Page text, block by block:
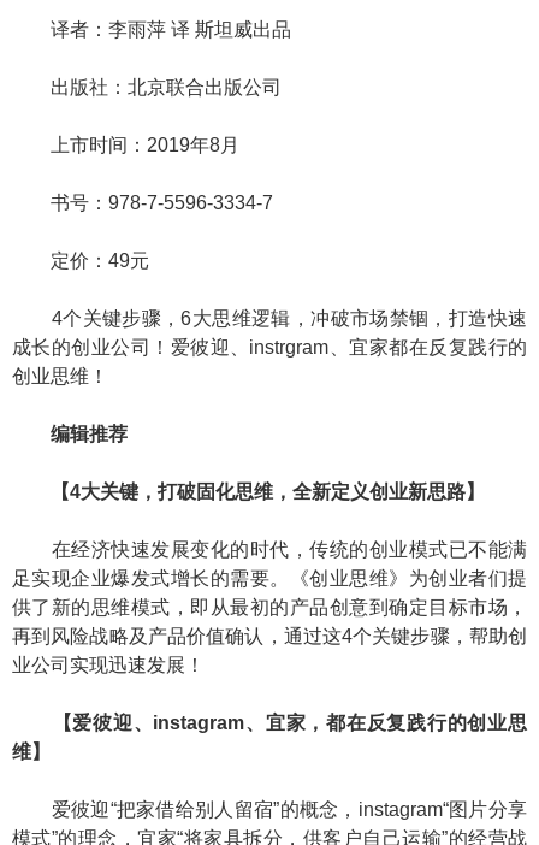
译者：李雨萍 译 斯坦威出品
出版社：北京联合出版公司
上市时间：2019年8月
书号：978-7-5596-3334-7
定价：49元
4个关键步骤，6大思维逻辑，冲破市场禁锢，打造快速
成长的创业公司！爱彼迎、instrgram、宜家都在反复践行的
创业思维！
编辑推荐
【4大关键，打破固化思维，全新定义创业新思路】
在经济快速发展变化的时代，传统的创业模式已不能满
足实现企业爆发式增长的需要。《创业思维》为创业者们提
供了新的思维模式，即从最初的产品创意到确定目标市场，
再到风险战略及产品价值确认，通过这4个关键步骤，帮助创
业公司实现迅速发展！
【爱彼迎、instagram、宜家，都在反复践行的创业思
维】
爱彼迎“把家借给别人留宿”的概念，instagram“图片分享
模式”的理念，宜家“将家具拆分，供客户自己运输”的经营战